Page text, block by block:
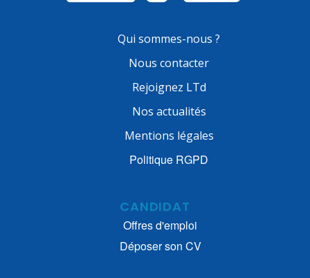
Qui sommes-nous ?
Nous contacter
Rejoignez LTd
Nos actualités
Mentions légales
Politique RGPD
CANDIDAT
Offres d'emploi
Déposer son CV